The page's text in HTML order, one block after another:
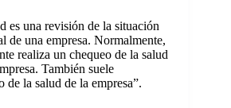
es una revisión de la situación
de una empresa. Normalmente,
realiza un chequeo de la salud
También suele
de la salud de la empresa”.